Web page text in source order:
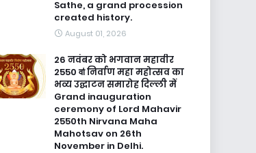
Sathe, a grand procession
created history.
August 01, 2026
26 नवंबर को भगवान महावीर
2550 वाऺ निर्वाण महा महोत्सव का
भव्य उद्घाटन समारोह दिल्ली में
Grand inauguration
ceremony of Lord Mahavir
2550th Nirvana Maha
Mahotsav on 26th
November in Delhi.